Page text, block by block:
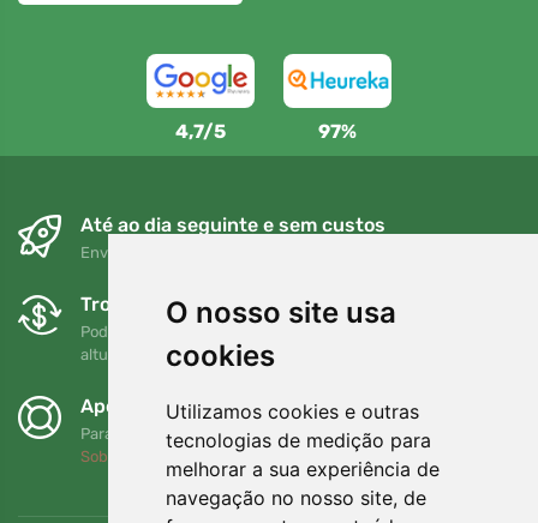
O nosso site usa
cookies
Utilizamos cookies e outras
tecnologias de medição para
melhorar a sua experiência de
navegação no nosso site, de
4,7/5 97%
Até ao dia seguinte e sem custos
Envio gratuito para encomendas superiores a 80 EUR
Trocas e devoluções gratuitas
Pode devolver ou trocar a sua encomenda em qualquer
altura no prazo de 90 dias
Apoiamos a Trees.org
Para cada encomenda plantamos uma árvore! Leia mais
Sobre nós